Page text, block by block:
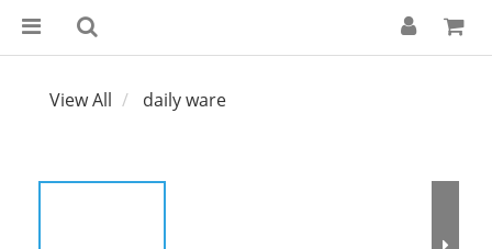
View All daily ware